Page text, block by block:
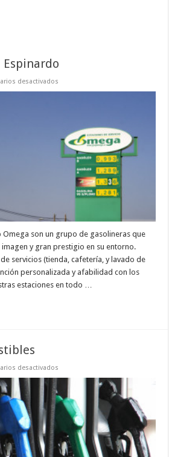
Espinardo
desactivados
Omega son un grupo de gasolineras que
y gran prestigio en su entorno.
servicios (tienda, cafetería, y lavado de
personalizada y afabilidad con los
estaciones en todo …
desactivados
Combustibles